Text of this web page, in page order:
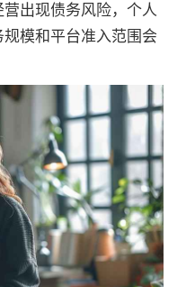
出现债务风险，个人
模和平台准入范围会